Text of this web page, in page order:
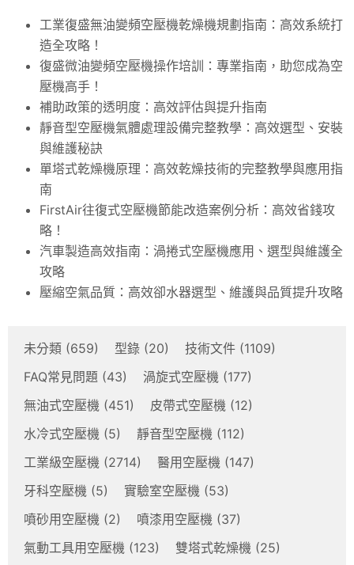
工業復盛無油變頻空壓機乾燥機規劃指南：高效系統打
造全攻略！
復盛微油變頻空壓機操作培訓：專業指南，助您成為空
壓機高手！
補助政策的透明度：高效評估與提升指南
靜音型空壓機氣體處理設備完整教學：高效選型、安裝
與維護秘訣
單塔式乾燥機原理：高效乾燥技術的完整教學與應用指
南
FirstAir往復式空壓機節能改造案例分析：高效省錢攻
略！
汽車製造高效指南：渦捲式空壓機應用、選型與維護全
攻略
壓縮空氣品質：高效卻水器選型、維護與品質提升攻略
未分類 (659) 型錄 (20) 技術文件 (1109)
FAQ常見問題 (43) 渦旋式空壓機 (177)
無油式空壓機 (451) 皮帶式空壓機 (12)
水冷式空壓機 (5) 靜音型空壓機 (112)
工業級空壓機 (2714) 醫用空壓機 (147)
牙科空壓機 (5) 實驗室空壓機 (53)
噴砂用空壓機 (2) 噴漆用空壓機 (37)
氣動工具用空壓機 (123) 雙塔式乾燥機 (25)